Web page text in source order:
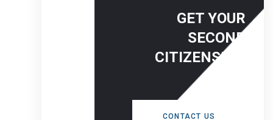
GET YOUR
SECOND
CITIZENSHIP
CONTACT US